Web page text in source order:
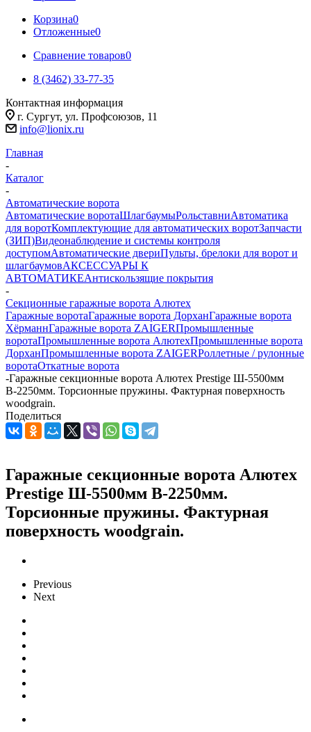
Корзина0
Отложенные0
Сравнение товаров0
8 (3462) 33-77-35
Контактная информация
г. Сургут, ул. Профсоюзов, 11
info@lionix.ru
Главная
-
Каталог
-
Автоматические ворота
Автоматические воротаШлагбаумыРольставниАвтоматика
для воротКомплектующие для автоматических воротЗапчасти
(ЗИП)Видеонаблюдение и системы контроля
доступомАвтоматические двериПульты, брелоки для ворот и
шлагбаумовАКСЕССУАРЫ К
АВТОМАТИКЕАнтискользящие покрытия
-
Секционные гаражные ворота Алютех
Гаражные воротаГаражные ворота ДорханГаражные ворота
ХёрманнГаражные ворота ZAIGERПромышленные
воротаПромышленные ворота АлютехПромышленные ворота
ДорханПромышленные ворота ZAIGERРоллетные / рулонные
воротаОткатные ворота
-Гаражные секционные ворота Алютех Prestige Ш-5500мм
В-2250мм. Торсионные пружины. Фактурная поверхность
woodgrain.
Поделиться
Гаражные секционные ворота Алютех
Prestige Ш-5500мм В-2250мм.
Торсионные пружины. Фактурная
поверхность woodgrain.
Previous
Next